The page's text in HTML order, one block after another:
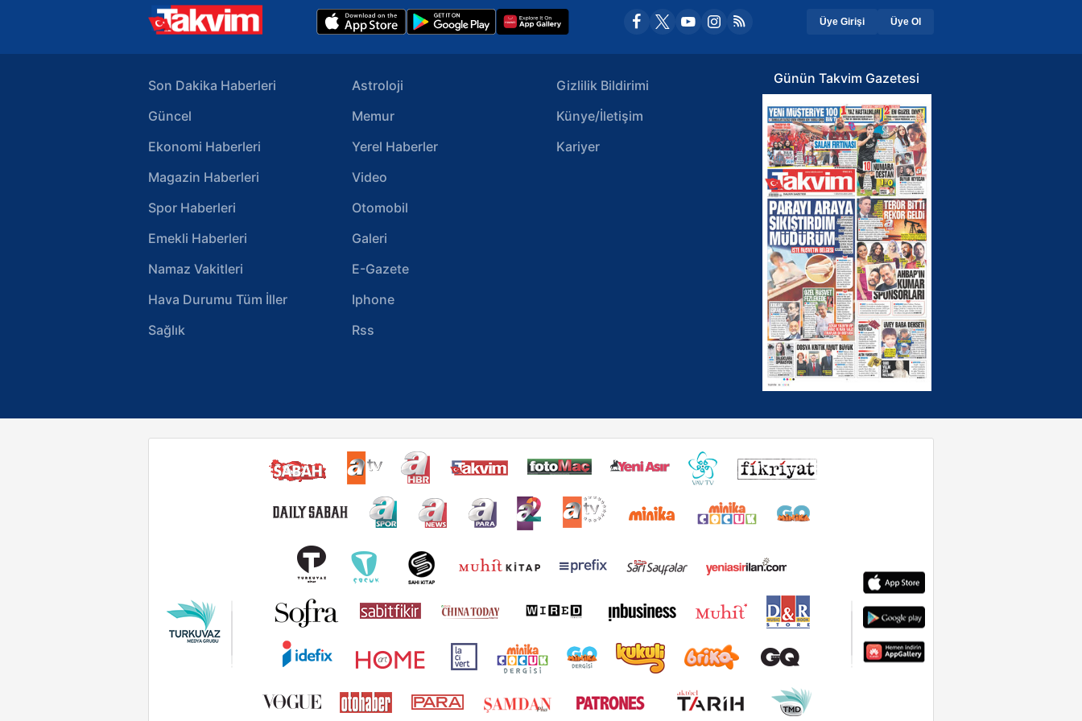
Üye Girişi Üye Ol
Son Dakika Haberleri
Güncel
Ekonomi Haberleri
Magazin Haberleri
Spor Haberleri
Emekli Haberleri
Namaz Vakitleri
Hava Durumu Tüm İller
Sağlık
Astroloji
Memur
Yerel Haberler
Video
Otomobil
Galeri
E-Gazete
Iphone
Rss
Gizlilik Bildirimi
Künye/İletişim
Kariyer
Günün Takvim Gazetesi